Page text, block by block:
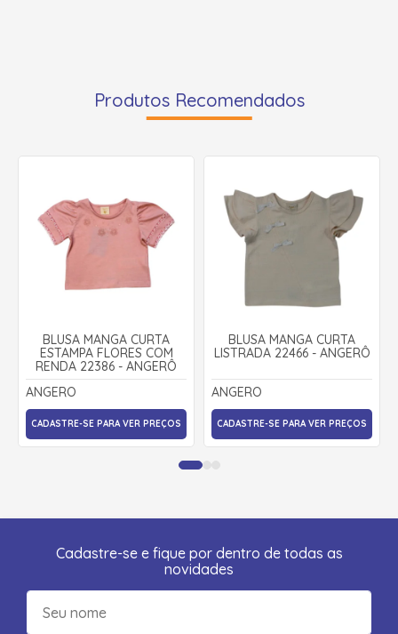
Produtos Recomendados
BLUSA MANGA CURTA
ESTAMPA FLORES COM
RENDA 22386 - ANGERÔ
ANGERO
CADASTRE-SE PARA VER PREÇOS
BLUSA MANGA CURTA
LISTRADA 22466 - ANGERÔ
ANGERO
CADASTRE-SE PARA VER PREÇOS
Cadastre-se e fique por dentro de todas as
novidades